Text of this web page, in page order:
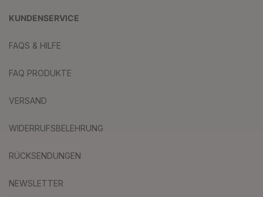
KUNDENSERVICE
FAQS & HILFE
FAQ PRODUKTE
VERSAND
WIDERRUFSBELEHRUNG
RÜCKSENDUNGEN
NEWSLETTER